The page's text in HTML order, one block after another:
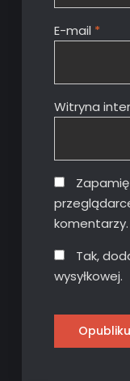
E-mail *
Witryna
komentarzy.
Tak,
wysyłkowej.